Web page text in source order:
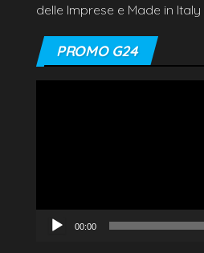
delle Imprese e Made in Italy
PROMO G24
00:00